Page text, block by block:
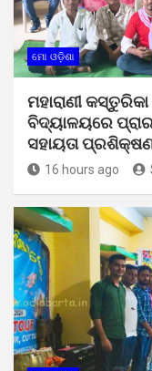
ମୋ ଓଡ଼ିଶା
ମହାରାଣୀ
ବିଦ୍ୟାଳୟରେ
ସହାୟତା
16 hours ago